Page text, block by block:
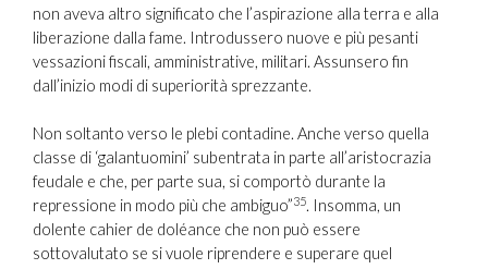
non aveva altro significato che l’aspirazione alla terra e alla
liberazione dalla fame. Introdussero nuove e più pesanti
vessazioni fiscali, amministrative, militari. Assunsero fin
dall’inizio modi di superiorità sprezzante.
Non soltanto verso le plebi contadine. Anche verso quella
classe di ‘galantuomini’ subentrata in parte all’aristocrazia
feudale e che, per parte sua, si comportò durante la
repressione in modo più che ambiguo”35. Insomma, un
dolente cahier de doléance che non può essere
sottovalutato se si vuole riprendere e superare quel